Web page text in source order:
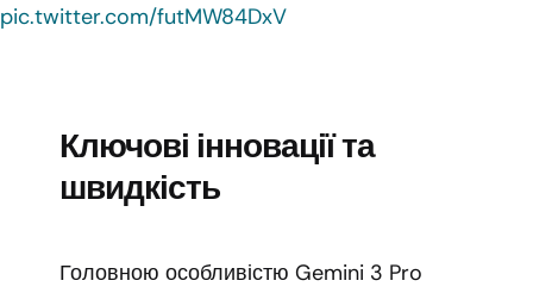
pic.twitter.com/futMW84DxV
Ключові інновації та
швидкість
Головною особливістю Gemini 3 Pro